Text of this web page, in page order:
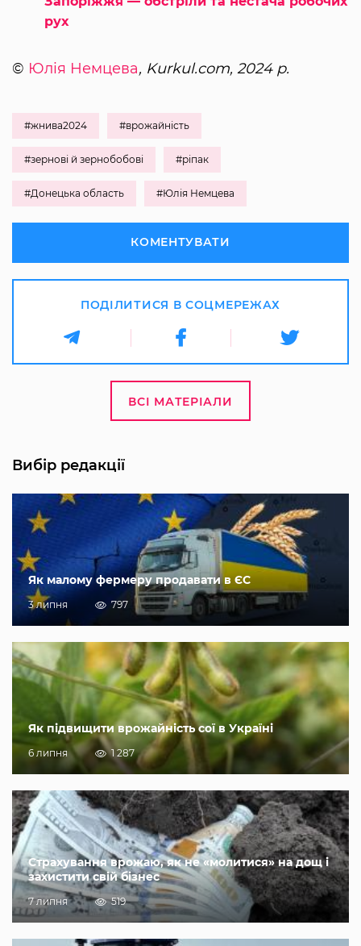
рух
© Юлія Немцева, Kurkul.com, 2024 р.
#жнива2024 #врожайність
#зернові й зернобобові #ріпак
#Донецька область #Юлія Немцева
КОМЕНТУВАТИ
ПОДІЛИТИСЯ В СОЦМЕРЕЖАХ
ВСІ МАТЕРІАЛИ
Вибір редакції
Як малому фермеру продавати в ЄС
3 липня 797
Як підвищити врожайність сої в Україні
6 липня 1 287
Страхування врожаю, як не «молитися» на дощ і
захистити свій бізнес
7 липня 519